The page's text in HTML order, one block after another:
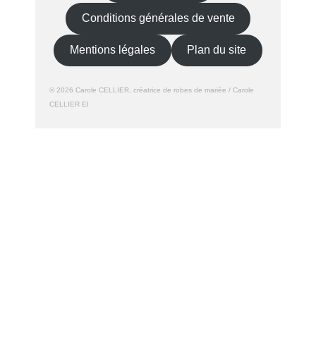
Conditions générales de vente
Mentions légales Plan du site
© 2026 Carole CELLIER, créatrice de robes de mariée / Carole
CELLIER EI